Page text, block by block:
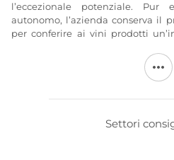
l’eccezionale potenziale.
autonomo, l’azienda conserva il
per conferire ai vini prodotti
supporto tecnico e del servizio di
Settori